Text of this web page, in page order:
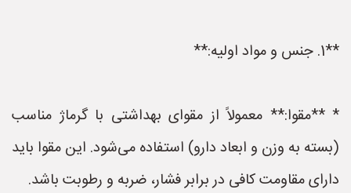
**1. جنس و مواد اولیه:**
* **مقوا:** معمولاً از مقوای بهداشتی با گرماژ مناسب
(بسته به وزن و ابعاد دارو) استفاده می‌شود. این مقوا باید
دارای مقاومت کافی در برابر فشار، ضربه و رطوبت باشد.